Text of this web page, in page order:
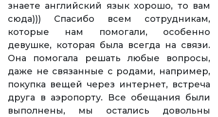
знаете английский язык хорошо, то вам
сюда))) Спасибо всем сотрудникам,
которые нам помогали, особенно
девушке, которая была всегда на связи.
Она помогала решать любые вопросы,
даже не связанные с родами, например,
покупка вещей через интернет, встреча
друга в аэропорту. Все обещания были
выполнены, мы остались довольны